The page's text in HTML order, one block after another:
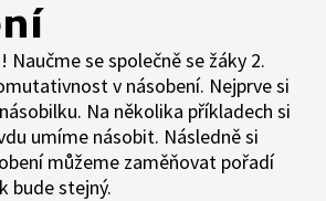
se společně se žáky 2.
v násobení. Nejprve si
Na několika příkladech si
umíme násobit. Následně si
můžeme zaměňovat pořadí
bude stejný.